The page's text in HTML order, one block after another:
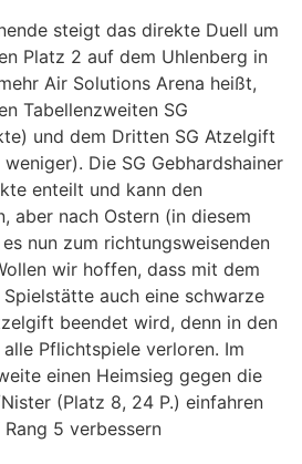
steigt das direkte Duell um
Platz 2 auf dem Uhlenberg in
Air Solutions Arena heißt,
Tabellenzweiten SG
und dem Dritten SG Atzelgift
Die SG Gebhardshainer
enteilt und kann den
aber nach Ostern (in diesem
nun zum richtungsweisenden
wir hoffen, dass mit dem
Spielstätte auch eine schwarze
beendet wird, denn in den
Pflichtspiele verloren. Im
einen Heimsieg gegen die
(Platz 8, 24 P.) einfahren
5 verbessern